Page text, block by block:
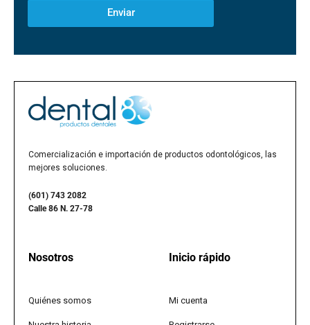
Enviar
Comercialización e importación de productos odontológicos, las
mejores soluciones.
(601) 743 2082
Calle 86 N. 27-78
Nosotros
Quiénes somos
Inicio rápido
Mi cuenta